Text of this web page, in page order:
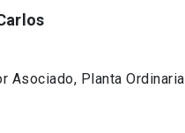
Asociado, Planta Ordinaria